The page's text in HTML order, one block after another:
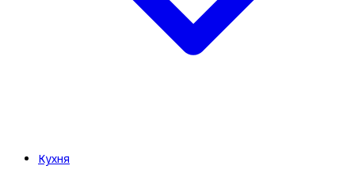
Кухня